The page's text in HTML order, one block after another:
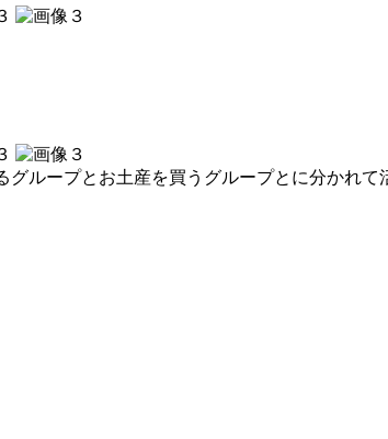
ループとお土産を買うグループとに分かれて